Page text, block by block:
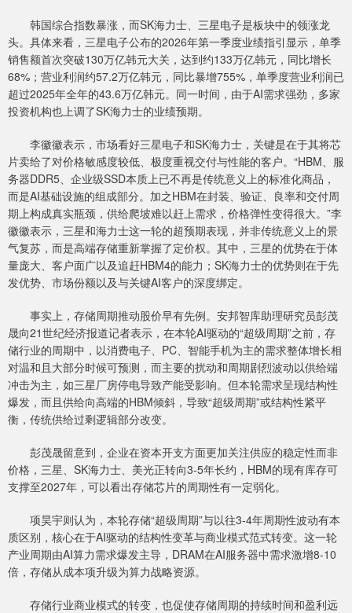
韩国综合指数暴涨，而SK海力士、三星电子是板块中的领涨龙
头。具体来看，三星电子公布的2026年第一季度业绩指引显示，单季
销售额首次突破130万亿韩元大关，达到约133万亿韩元，同比增长
68%；营业利润约57.2万亿韩元，同比暴增755%，单季度营业利润已
超过2025年全年的43.6万亿韩元。同一时间，由于AI需求强劲，多家
投资机构也上调了SK海力士的业绩预期。
李徽徽表示，市场看好三星电子和SK海力士，关键是在于其将芯
片卖给了对价格敏感度较低、极度重视交付与性能的客户。“HBM、服
务器DDR5、企业级SSD本质上已不再是传统意义上的标准化商品，
而是AI基础设施的组成部分。加之HBM在封装、验证、良率和交付周
期上构成真实瓶颈，供给爬坡难以赶上需求，价格弹性变得很大。”李
徽徽表示，三星和海力士这一轮的超预期表现，并非传统意义上的景
气复苏，而是高端存储重新掌握了定价权。其中，三星的优势在于体
量庞大、客户面广以及追赶HBM4的能力；SK海力士的优势则在于先
发优势、市场份额以及与关键AI客户的深度绑定。
事实上，存储周期推动股价早有先例。安邦智库助理研究员彭茂
晟向21世纪经济报道记者表示，在本轮AI驱动的“超级周期”之前，存
储行业的周期中，以消费电子、PC、智能手机为主的需求整体增长相
对温和且大部分时候可预测，而主要的扰动和周期剧烈波动以供给端
冲击为主，如三星厂房停电导致产能受影响。但本轮需求呈现结构性
爆发，而且供给向高端的HBM倾斜，导致“超级周期”或结构性紧平
衡，传统供给过剩逻辑部分改变。
彭茂晟留意到，企业在资本开支方面更加关注供应的稳定性而非
价格，三星、SK海力士、美光正转向3-5年长约，HBM的现有库存可
支撑至2027年，可以看出存储芯片的周期性有一定弱化。
项昊宇则认为，本轮存储“超级周期”与以往3-4年周期性波动有本
质区别，核心在于AI驱动的结构性变革与商业模式范式转变。这一轮
产业周期由AI算力需求爆发主导，DRAM在AI服务器中需求激增8-10
倍，存储从成本项升级为算力战略资源。
存储行业商业模式的转变，也促使存储周期的持续时间和盈利远